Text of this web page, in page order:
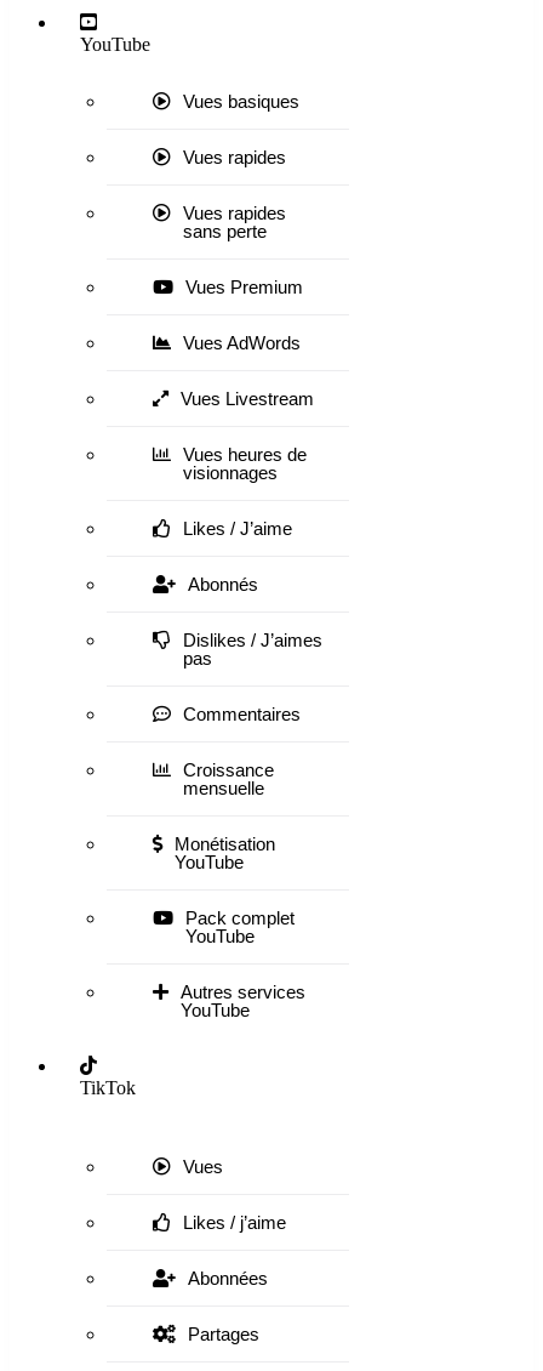
YouTube
Vues basiques
Vues rapides
Vues rapides
sans perte
Vues Premium
Vues AdWords
Vues Livestream
Vues heures de
visionnages
Likes / J’aime
Abonnés
Dislikes / J’aimes
pas
Commentaires
Croissance
mensuelle
Monétisation
YouTube
Pack complet
YouTube
Autres services
YouTube
TikTok
Vues
Likes / j’aime
Abonnées
Partages